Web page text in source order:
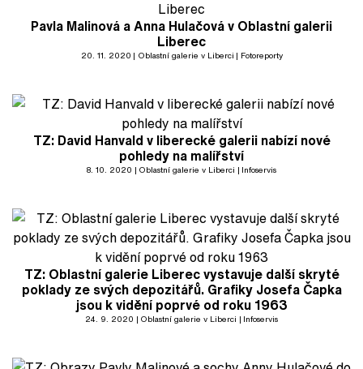
Pavla Malinová a Anna Hulačová v Oblastní galerii
Liberec
20. 11. 2020 Oblastní galerie v Liberci Fotoreporty
TZ: David Hanvald v liberecké galerii nabízí nové
pohledy na malířství
8. 10. 2020 Oblastní galerie v Liberci Infoservis
TZ: Oblastní galerie Liberec vystavuje další skryté
poklady ze svých depozitářů. Grafiky Josefa Čapka
jsou k vidění poprvé od roku 1963
24. 9. 2020 Oblastní galerie v Liberci Infoservis